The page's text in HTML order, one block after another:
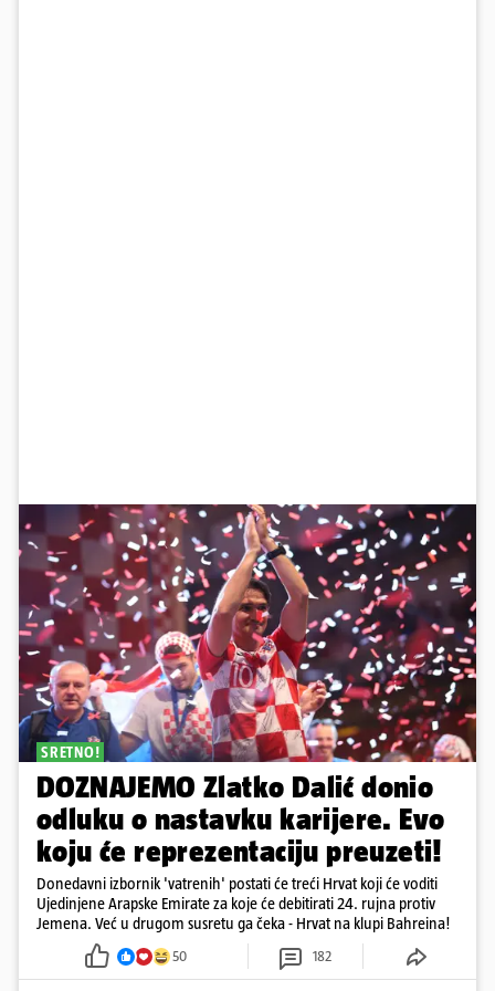
SRETNO!
DOZNAJEMO Zlatko Dalić donio
odluku o nastavku karijere. Evo
koju će reprezentaciju preuzeti!
Donedavni izbornik 'vatrenih' postati će treći Hrvat koji će voditi
Ujedinjene Arapske Emirate za koje će debitirati 24. rujna protiv
Jemena. Već u drugom susretu ga čeka - Hrvat na klupi Bahreina!
50 182